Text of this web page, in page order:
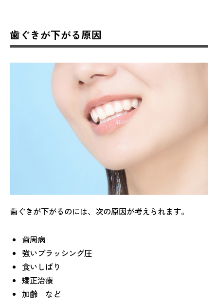
歯ぐきが下がる原因
歯ぐきが下がるのには、次の原因が考えられます。
歯周病
強いブラッシング圧
食いしばり
矯正治療
加齢 など